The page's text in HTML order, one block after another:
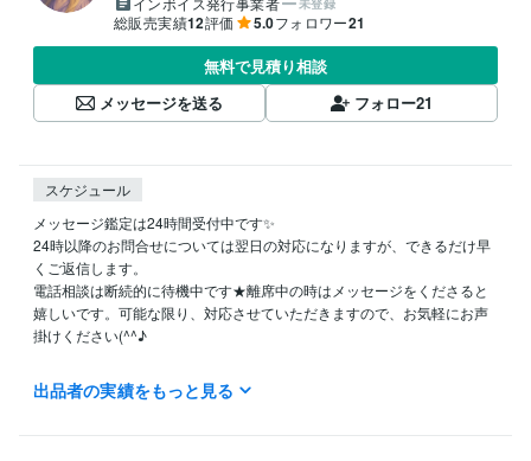
未登録
総販売実績12評価 5.0フォロワー21
無料で見積り相談
メッセージを送る
フォロー21
スケジュール
メッセージ鑑定は24時間受付中です✨
24時以降のお問合せについては翌日の対応になりますが、できるだけ早
くご返信します。
電話相談は断続的に待機中です★離席中の時はメッセージをくださると
嬉しいです。可能な限り、対応させていただきますので、お気軽にお声
掛けください(^^♪
★離席中の場合は、商品ページの『出品者に質問』から「可能なお時間
ありますか？」「何時から待機しますか？』とメッセージをお送りくだ
出品者の実績をもっと見る